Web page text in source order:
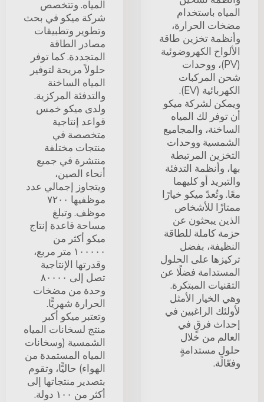
المياه باستخدام
مضخات الحرارة،
وأنظمة تخزين طاقة
الألواح الكهروضوئية
(PV)، ووحدات
شحن المركبات
الكهربائية (EV).
ويمكن لشركة ميكو
أن توفر لك المياه
الساخنة، والمجاميع
الشمسية ووحدات
التخزين المرتبطة
بها، وأنظمة التدفئة
والتبريد أو كليهما
معًا. وتُعدّ ميكو خيارًا
ممتازًا للأشخاص
الذين يبحثون عن
حزمة كاملة للطاقة
النظيفة، بفضل
تركيزها على الحلول
المستدامة فضلًا عن
التقنيات المبتكرة.
وهي الخيار الأمثل
لأولئك الراغبين في
إحداث فرقٍ في
العالم من خلال
حلولٍ مستدامةٍ
وفعّالة.
المياه. وتتخصص
شركة ميكو في بحث
وتطوير وتطبيقات
مصادر الطاقة
المتجددة. كما توفر
حلولاً مريحة لتوفير
المياه الساخنة
والتدفئة المركزية.
ولدى ميكو خمس
قواعد إنتاجية
متخصصة في
منتجات مختلفة
منتشرة في جميع
أنحاء الصين،
ويتجاوز إجمالي عدد
موظفيها ٧٢٠٠
موظف. وتبلغ
مساحة قاعدة إنتاج
ميكو أكثر من
١٠٠٠٠٠ متر مربع،
وقدرتها الإنتاجية
تصل إلى ٨٠٠٠٠
وحدة من مضخات
الحرارة شهريًّا.
وتعتبر ميكو أكبر
منتج لسخانات المياه
الشمسية (وسخانات
المياه المستمدة من
الهواء) حاليًّا، وتقوم
بتصدير منتجاتها إلى
أكثر من ١٠٠ دولة.